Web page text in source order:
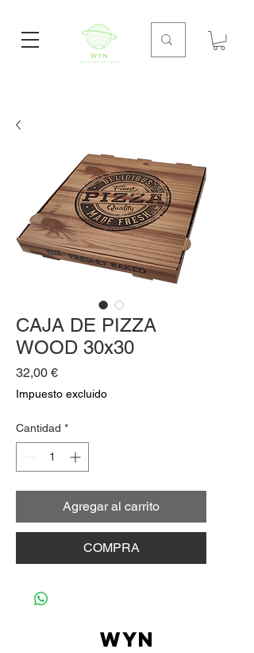
CAJA DE PIZZA
WOOD 30x30
32,00 €Precio
Impuesto excluido
Cantidad *
Agregar al carrito
COMPRA
WYN